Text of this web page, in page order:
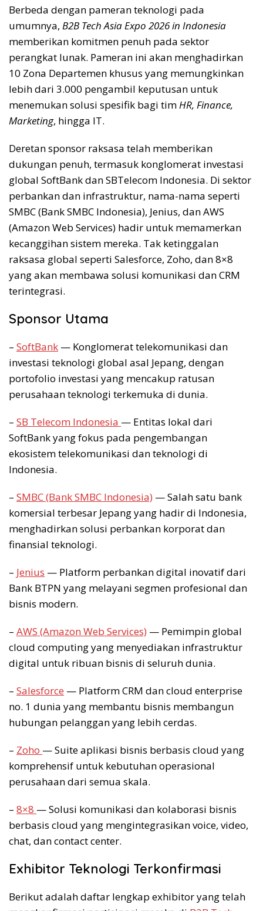
Berbeda dengan pameran teknologi pada
umumnya, B2B Tech Asia Expo 2026 in Indonesia
memberikan komitmen penuh pada sektor
perangkat lunak. Pameran ini akan menghadirkan
10 Zona Departemen khusus yang memungkinkan
lebih dari 3.000 pengambil keputusan untuk
menemukan solusi spesifik bagi tim HR, Finance,
Marketing, hingga IT.
Deretan sponsor raksasa telah memberikan
dukungan penuh, termasuk konglomerat investasi
global SoftBank dan SBTelecom Indonesia. Di sektor
perbankan dan infrastruktur, nama-nama seperti
SMBC (Bank SMBC Indonesia), Jenius, dan AWS
(Amazon Web Services) hadir untuk memamerkan
kecanggihan sistem mereka. Tak ketinggalan
raksasa global seperti Salesforce, Zoho, dan 8×8
yang akan membawa solusi komunikasi dan CRM
terintegrasi.
Sponsor Utama
– SoftBank — Konglomerat telekomunikasi dan
investasi teknologi global asal Jepang, dengan
portofolio investasi yang mencakup ratusan
perusahaan teknologi terkemuka di dunia.
– SB Telecom Indonesia — Entitas lokal dari
SoftBank yang fokus pada pengembangan
ekosistem telekomunikasi dan teknologi di
Indonesia.
– SMBC (Bank SMBC Indonesia) — Salah satu bank
komersial terbesar Jepang yang hadir di Indonesia,
menghadirkan solusi perbankan korporat dan
finansial teknologi.
– Jenius — Platform perbankan digital inovatif dari
Bank BTPN yang melayani segmen profesional dan
bisnis modern.
– AWS (Amazon Web Services) — Pemimpin global
cloud computing yang menyediakan infrastruktur
digital untuk ribuan bisnis di seluruh dunia.
– Salesforce — Platform CRM dan cloud enterprise
no. 1 dunia yang membantu bisnis membangun
hubungan pelanggan yang lebih cerdas.
– Zoho — Suite aplikasi bisnis berbasis cloud yang
komprehensif untuk kebutuhan operasional
perusahaan dari semua skala.
– 8×8 — Solusi komunikasi dan kolaborasi bisnis
berbasis cloud yang mengintegrasikan voice, video,
chat, dan contact center.
Exhibitor Teknologi Terkonfirmasi
Berikut adalah daftar lengkap exhibitor yang telah